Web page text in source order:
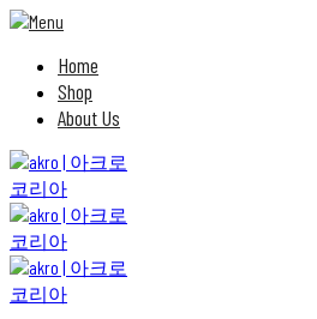
Home
Shop
About Us